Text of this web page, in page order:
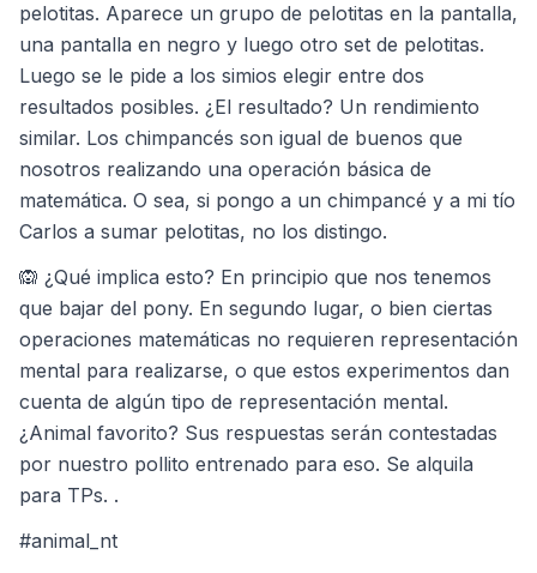
pelotitas. Aparece un grupo de pelotitas en la pantalla,
una pantalla en negro y luego otro set de pelotitas.
Luego se le pide a los simios elegir entre dos
resultados posibles. ¿El resultado? Un rendimiento
similar. Los chimpancés son igual de buenos que
nosotros realizando una operación básica de
matemática. O sea, si pongo a un chimpancé y a mi tío
Carlos a sumar pelotitas, no los distingo.
🙉 ¿Qué implica esto? En principio que nos tenemos
que bajar del pony. En segundo lugar, o bien ciertas
operaciones matemáticas no requieren representación
mental para realizarse, o que estos experimentos dan
cuenta de algún tipo de representación mental.
¿Animal favorito? Sus respuestas serán contestadas
por nuestro pollito entrenado para eso. Se alquila
para TPs. .
#animal_nt